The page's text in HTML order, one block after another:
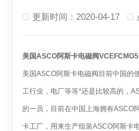
更新时间：2020-04-17
美国ASCO阿斯卡电磁阀
美国ASCO阿斯卡电磁阀目前中国的
工行业，电厂等等*还是比较高的，
的一员，目前在中国上海拥有ASCO
卡工厂，用来生产组装ASCO阿斯卡